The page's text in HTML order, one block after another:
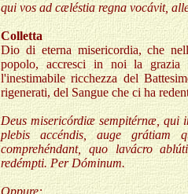
qui vos ad cæléstia regna vocávit,
Colletta
Dio di eterna misericordia, che
popolo, accresci in noi la grazia
l'inestimabile ricchezza del
rigenerati, del Sangue che ci ha
Deus misericórdiæ sempitérnæ, qui
plebis accéndis, auge grátiam
comprehéndant, quo lavácro
redémpti. Per Dóminum.
Oppure: